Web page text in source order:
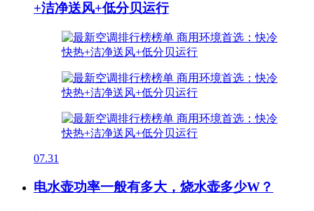
+洁净送风+低分贝运行
07.31
电水壶功率一般有多大，烧水壶多少W？